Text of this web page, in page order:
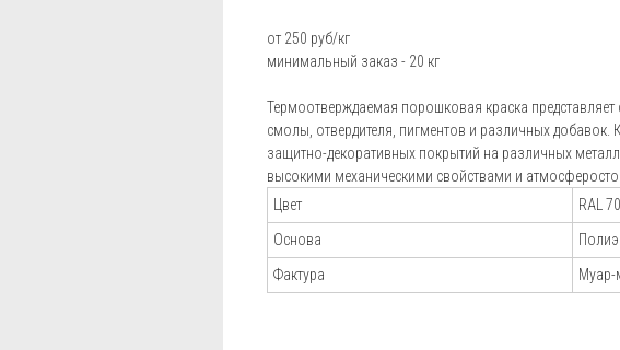
г.
16с34
Блог
порошковой
краски
Калькулятор
расхода краски
Отзывы
Установки порошковой окраски Electron
от 250 руб/кг
минимальный заказ - 20 кг
Термоотверждаемая порошковая краска
смолы, отвердителя, пигментов и различных добавок.
защитно-декоративных покрытий на различных
высокими механическими свойствами и
Цвет
RAL
Основа
Фактура
Муар-